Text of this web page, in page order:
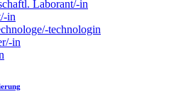
Laborant/-in
in
technologin
in